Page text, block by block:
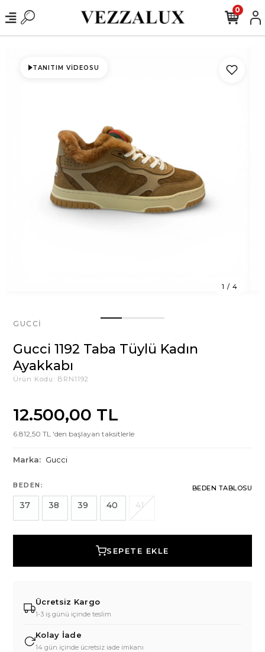
0
TANITIM VIDEOSU
1 / 4
GUCCI
Gucci 1192 Taba Tüylü Kadın
Ayakkabı
Ürün Kodu: BRN1192
12.500,00 TL
6.812,50 TL 'den başlayan taksitlerle
Marka: Gucci
BEDEN: BEDEN TABLOSU
37 38 39 40 41
SEPETE EKLE
Ücretsiz Kargo
1-3 iş günü içinde teslim
Kolay İade
14 gün içinde ücretsiz iade imkanı